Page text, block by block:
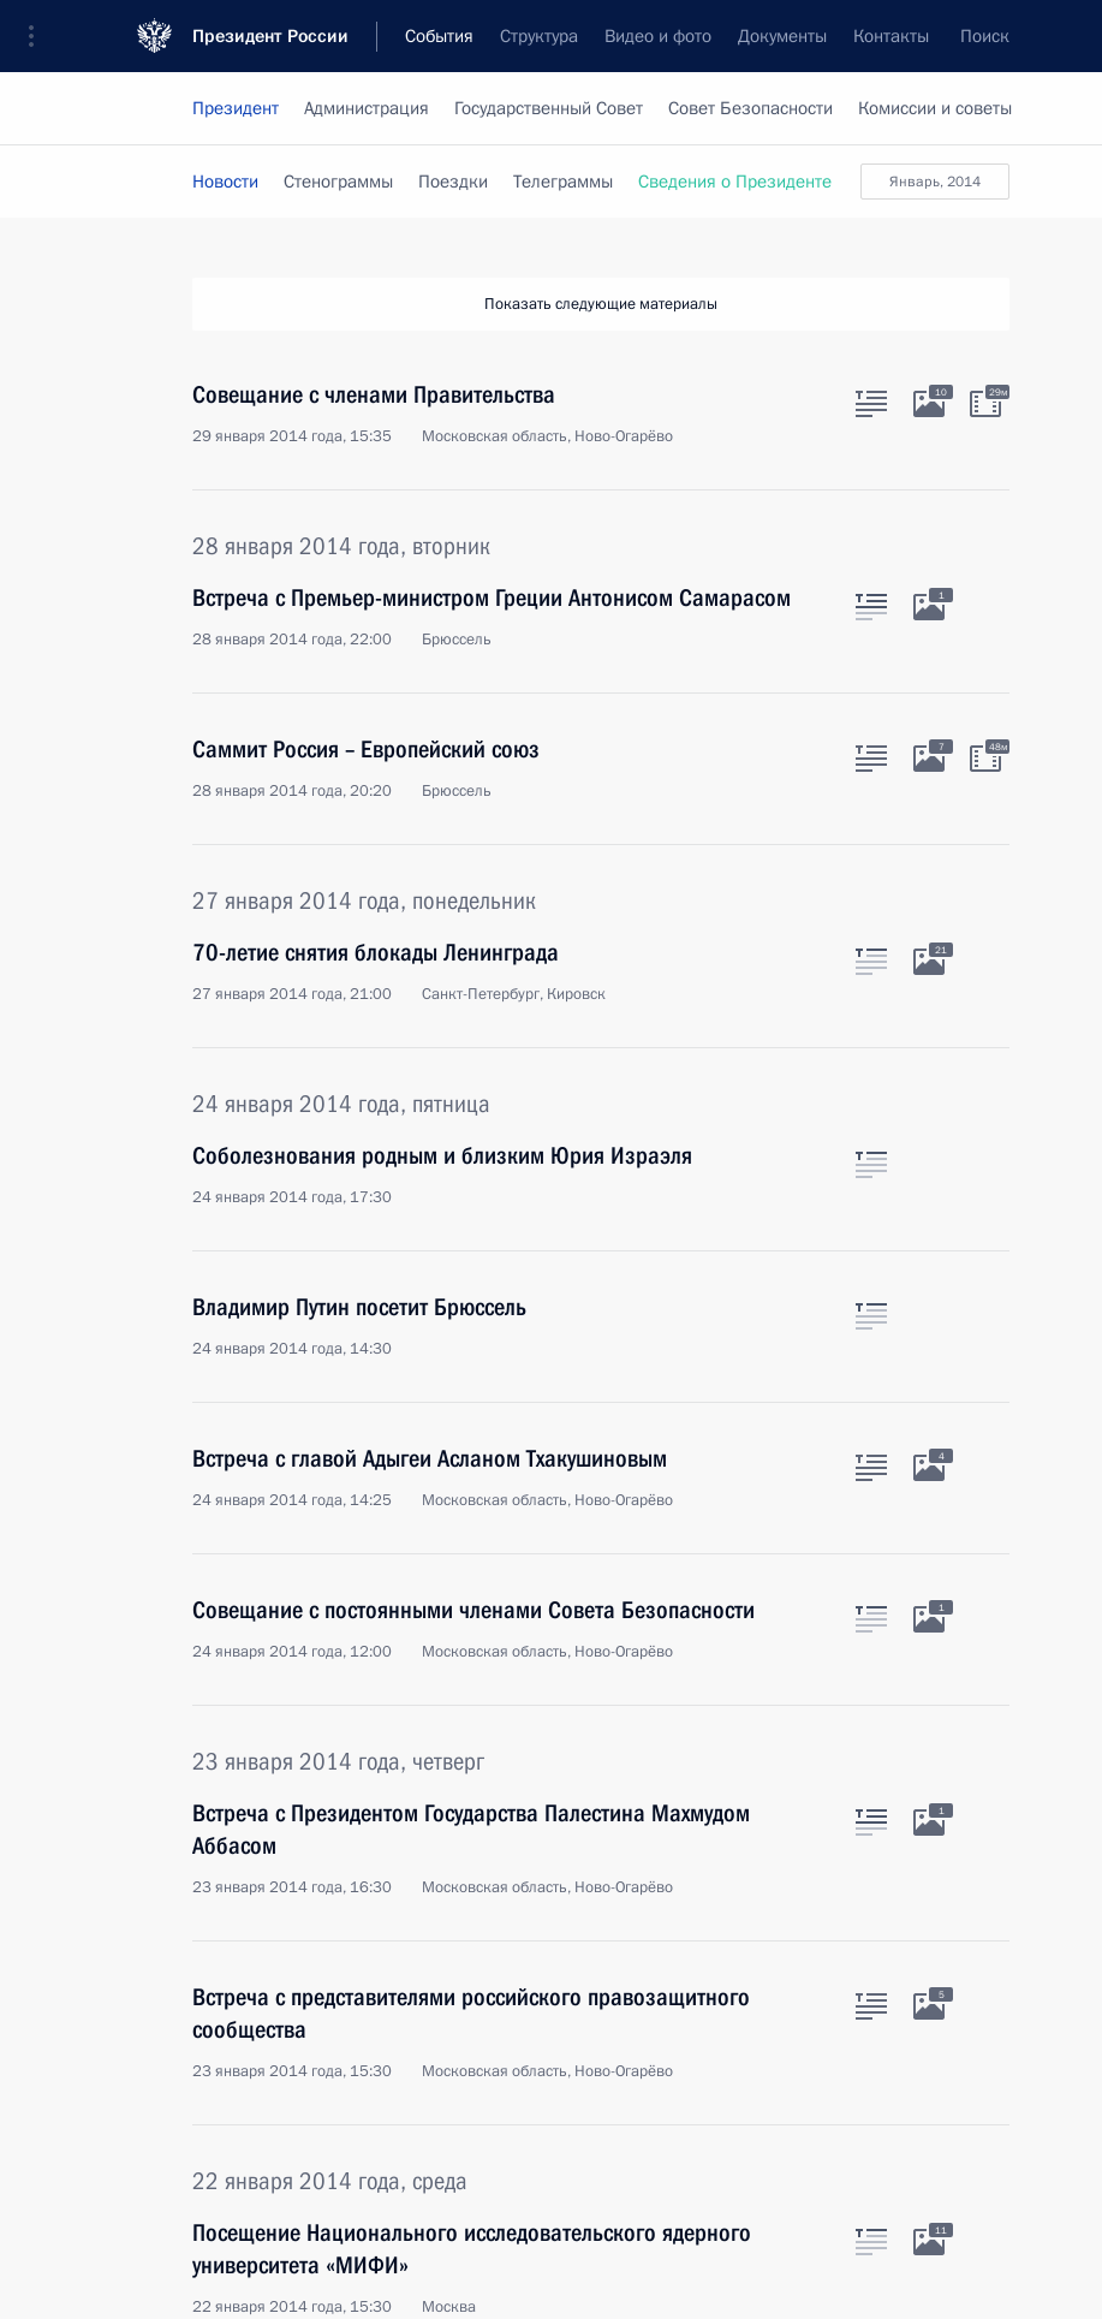
Президент России События Структура Видео и фото Документы Контакты Поиск
Президент Администрация Государственный Совет Совет Безопасности Комиссии и советы
январь, 2014
Новости Стенограммы Поездки Телеграммы Сведения о Президенте
Показать следующие материалы
Совещание с членами Правительства
29 января 2014 года, 15:35 Московская область, Ново-Огарёво
10 29м
28 января 2014 года, вторник
Встреча с Премьер-министром Греции Антонисом Самарасом
28 января 2014 года, 22:00 Брюссель
1
Саммит Россия – Европейский союз
28 января 2014 года, 20:20 Брюссель
7 48м
27 января 2014 года, понедельник
70-летие снятия блокады Ленинграда
27 января 2014 года, 21:00 Санкт-Петербург, Кировск
21
24 января 2014 года, пятница
Соболезнования родным и близким Юрия Израэля
24 января 2014 года, 17:30
Владимир Путин посетит Брюссель
24 января 2014 года, 14:30
Встреча с главой Адыгеи Асланом Тхакушиновым
24 января 2014 года, 14:25 Московская область, Ново-Огарёво
4
Совещание с постоянными членами Совета Безопасности
24 января 2014 года, 12:00 Московская область, Ново-Огарёво
1
23 января 2014 года, четверг
Встреча с Президентом Государства Палестина Махмудом
Аббасом
23 января 2014 года, 16:30 Московская область, Ново-Огарёво
1
Встреча с представителями российского правозащитного
сообщества
23 января 2014 года, 15:30 Московская область, Ново-Огарёво
5
22 января 2014 года, среда
Посещение Национального исследовательского ядерного
университета «МИФИ»
22 января 2014 года, 15:30 Москва
11